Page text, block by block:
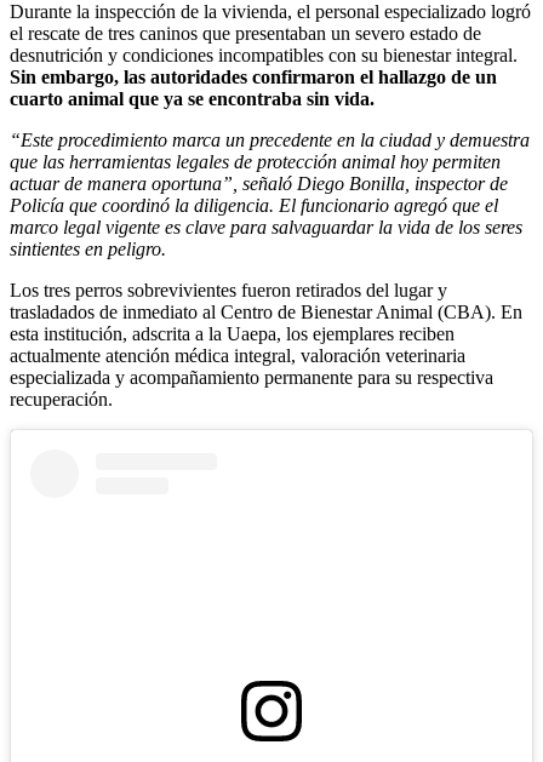
Durante la inspección de la vivienda, el personal especializado logró
el rescate de tres caninos que presentaban un severo estado de
desnutrición y condiciones incompatibles con su bienestar integral.
Sin embargo, las autoridades confirmaron el hallazgo de un
cuarto animal que ya se encontraba sin vida.
“Este procedimiento marca un precedente en la ciudad y demuestra
que las herramientas legales de protección animal hoy permiten
actuar de manera oportuna”, señaló Diego Bonilla, inspector de
Policía que coordinó la diligencia. El funcionario agregó que el
marco legal vigente es clave para salvaguardar la vida de los seres
sintientes en peligro.
Los tres perros sobrevivientes fueron retirados del lugar y
trasladados de inmediato al Centro de Bienestar Animal (CBA). En
esta institución, adscrita a la Uaepa, los ejemplares reciben
actualmente atención médica integral, valoración veterinaria
especializada y acompañamiento permanente para su respectiva
recuperación.